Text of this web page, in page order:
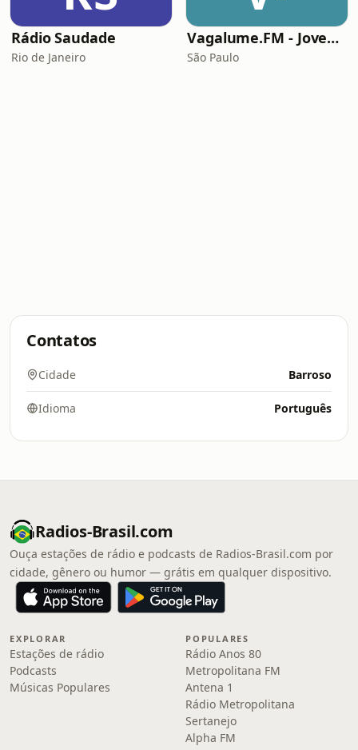
Rádio Saudade
Rio de Janeiro
Vagalume.FM - Jovem Guarda
São Paulo
Contatos
Cidade Barroso
Idioma Português
Radios-Brasil.com
Ouça estações de rádio e podcasts de Radios-Brasil.com por
cidade, gênero ou humor — grátis em qualquer dispositivo.
EXPLORAR
Estações de rádio
Podcasts
Músicas Populares
POPULARES
Rádio Anos 80
Metropolitana FM
Antena 1
Rádio Metropolitana
Sertanejo
Alpha FM